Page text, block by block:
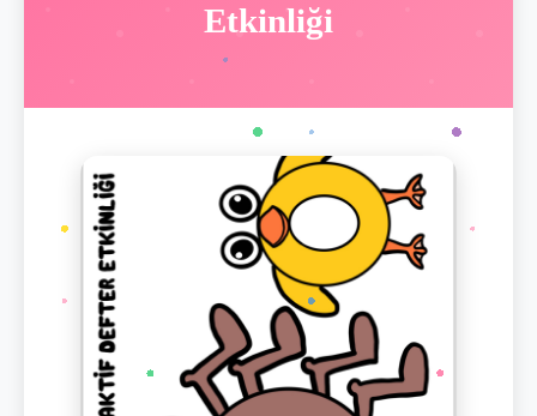
Etkinliği